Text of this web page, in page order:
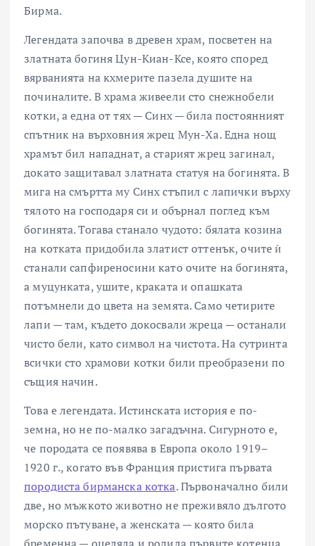
Бирма.
Легендата започва в древен храм, посветен на
златната богиня Цун-Киан-Ксе, която според
вярванията на кхмерите пазела душите на
починалите. В храма живеели сто снежнобели
котки, а една от тях — Синх — била постоянният
спътник на върховния жрец Мун-Ха. Една нощ
храмът бил нападнат, а старият жрец загинал,
докато защитавал златната статуя на богинята. В
мига на смъртта му Синх стъпил с лапички върху
тялото на господаря си и обърнал поглед към
богинята. Тогава станало чудото: бялата козина
на котката придобила златист оттенък, очите ѝ
станали сапфиреносини като очите на богинята,
а муцунката, ушите, краката и опашката
потъмнели до цвета на земята. Само четирите
лапи — там, където докосвали жреца — останали
чисто бели, като символ на чистота. На сутринта
всички сто храмови котки били преобразени по
същия начин.
Това е легендата. Истинската история е по-
земна, но не по-малко загадъчна. Сигурното е,
че породата се появява в Европа около 1919–
1920 г., когато във Франция пристига първата
породиста бирманска котка. Първоначално били
две, но мъжкото животно не преживяло дългото
морско пътуване, а женската — която била